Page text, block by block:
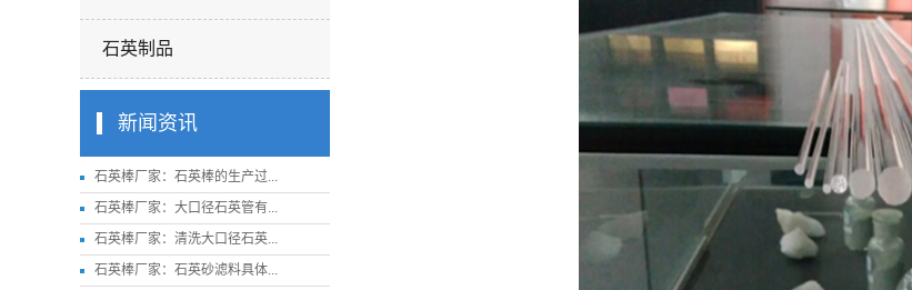
石英制品
新闻资讯
石英棒厂家：石英棒的生产过...
石英棒厂家：大口径石英管有...
石英棒厂家：清洗大口径石英...
石英棒厂家：石英砂滤料具体...